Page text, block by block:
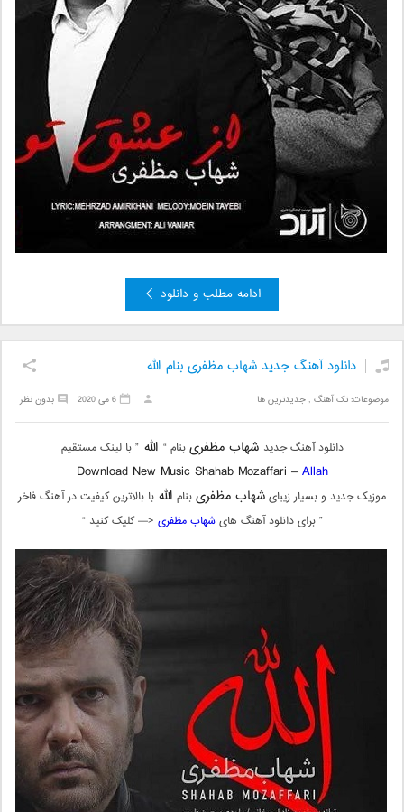
ادامه مطلب و دانلود
دانلود آهنگ جدید شهاب مظفری بنام الله
موضوعات:تک آهنگ ,جدیدترین ها بدون نظر 6 می 2020
دانلود آهنگ جدید شهاب مظفریبنام “ الله” با لینک مستقیم
Download New Music Shahab Mozaffari –Allah
موزیک جدید و بسیار زیبایشهاب مظفریبنام الله با بالاترین کیفیت در آهنگ فاخر
” برای دانلود آهنگ هایشهاب مظفری <— کلیک کنید “